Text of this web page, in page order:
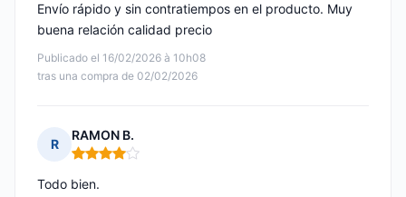
Publicado el 16/02/2026 à 10h08
tras una compra de 02/02/2026
Envío rápido y sin contratiempos en el producto. Muy
buena relación calidad precio
R
RAMON B.
Nota: 4 de 5
Todo bien.